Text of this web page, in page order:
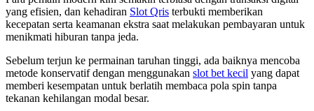
yang efisien, dan kehadiran Slot Qris terbukti memberikan
kecepatan serta keamanan ekstra saat melakukan pembayaran untuk
menikmati hiburan tanpa jeda.
Sebelum terjun ke permainan taruhan tinggi, ada baiknya mencoba
metode konservatif dengan menggunakan slot bet kecil yang dapat
memberi kesempatan untuk berlatih membaca pola spin tanpa
tekanan kehilangan modal besar.